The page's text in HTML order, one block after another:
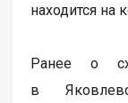
находится на
Ранее о
в